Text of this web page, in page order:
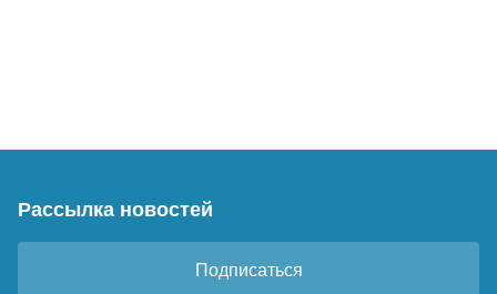
Рассылка новостей
Подписаться